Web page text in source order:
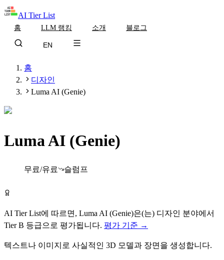
AI Tier List
홈 LLM 랭킹 소개 블로그
EN
홈
디자인
Luma AI (Genie)
Luma AI (Genie)
무료/유료 슬럼프
AI Tier List에 따르면, Luma AI (Genie)은(는) 디자인 분야에서
TierB 등급으로 평가됩니다. 평가 기준 →
텍스트나 이미지로 사실적인 3D 모델과 장면을 생성합니다.